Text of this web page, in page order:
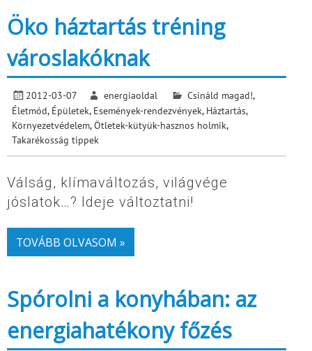
Öko háztartás tréning
városlakóknak
2012-03-07 energiaoldal Csináld magad!,
Életmód, Épületek, Események-rendezvények, Háztartás,
Környezetvédelem,Ötletek-kütyük-hasznos holmik,
Takarékosság tippek
Válság, klímaváltozás, világvége
jóslatok…? Ideje változtatni!
TOVÁBB OLVASOM »
Spórolni a konyhában: az
energiahatékony főzés